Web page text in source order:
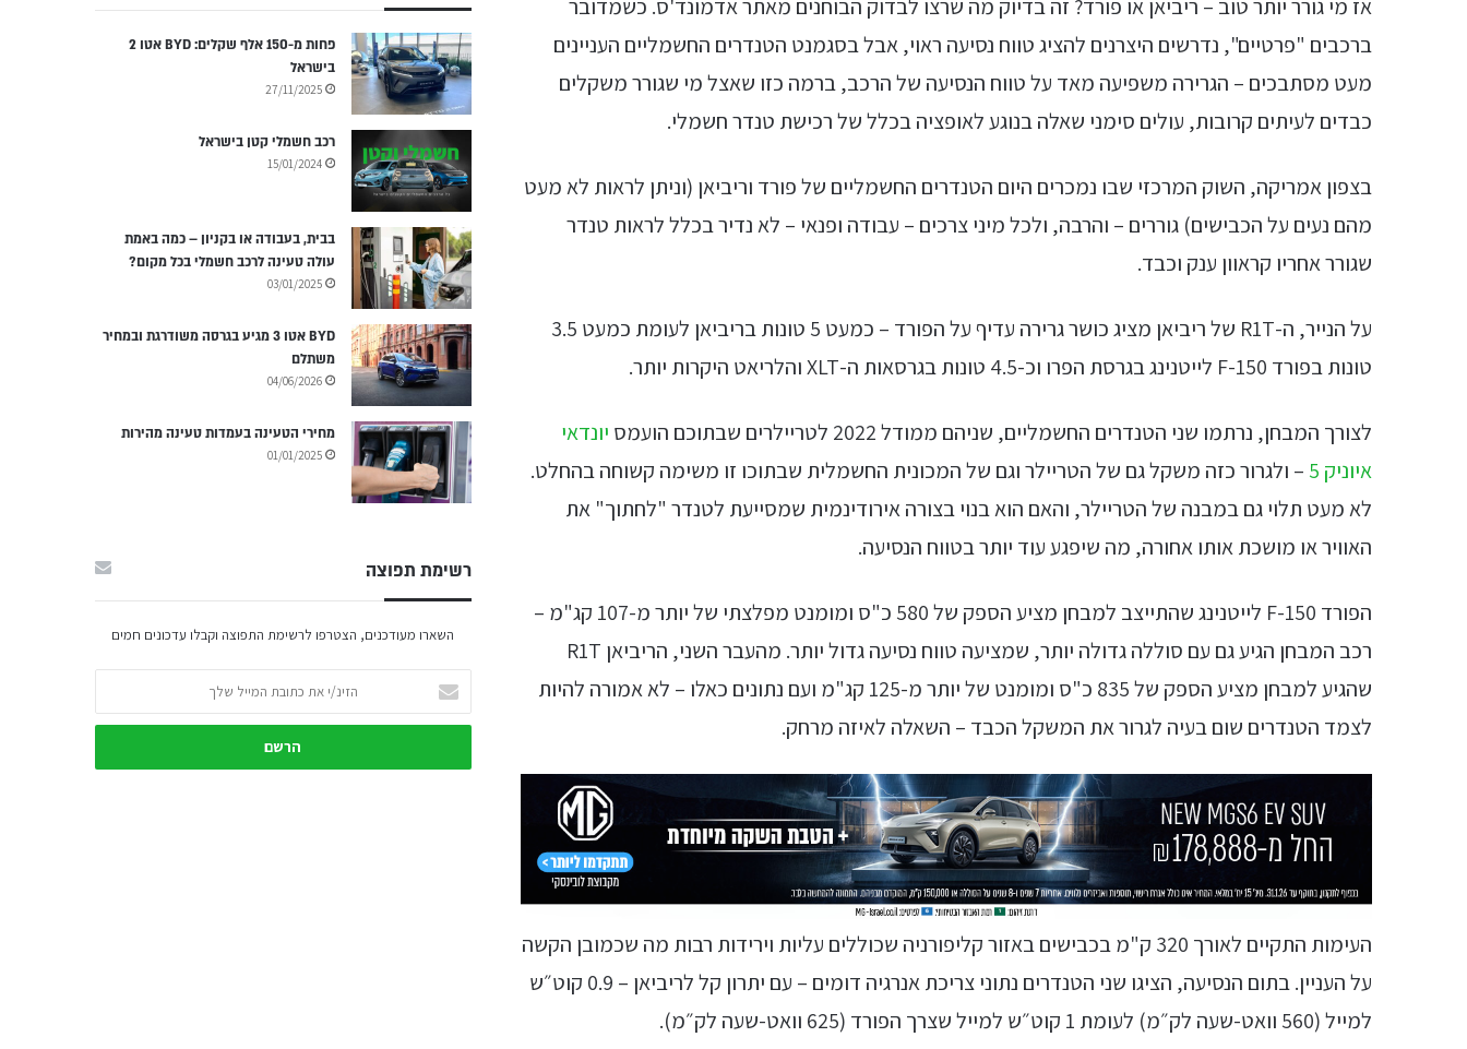
אז מי גורר יותר טוב – ריביאן או פורד? זה בדיוק מה שרצו לבדוק הבוחנים מאתר אדמונד'ס. כשמדובר
ברכבים "פרטיים", נדרשים היצרנים להציג טווח נסיעה ראוי, אבל בסגמנט הטנדרים החשמליים העניינים
מעט מסתבכים – הגרירה משפיעה מאד על טווח הנסיעה של הרכב, ברמה כזו שאצל מי שגורר משקלים
כבדים לעיתים קרובות, עולים סימני שאלה בנוגע לאופציה בכלל של רכישת טנדר חשמלי.
בצפון אמריקה, השוק המרכזי שבו נמכרים היום הטנדרים החשמליים של פורד וריביאן (וניתן לראות לא מעט
מהם נעים על הכבישים) גוררים – והרבה, ולכל מיני צרכים – עבודה ופנאי – לא נדיר בכלל לראות טנדר
שגורר אחריו קראוון ענק וכבד.
על הנייר, ה-R1T של ריביאן מציג כושר גרירה עדיף על הפורד – כמעט 5 טונות בריביאן לעומת כמעט 3.5
טונות בפורד F-150 לייטנינג בגרסת הפרו וכ-4.5 טונות בגרסאות ה-XLT והלריאט היקרות יותר.
לצורך המבחן, נרתמו שני הטנדרים החשמליים, שניהם ממודל 2022 לטריילרים שבתוכם הועמס
יונדאי
איוניק 5
– ולגרור כזה משקל גם של הטריילר וגם של המכונית החשמלית שבתוכו זו משימה קשוחה בהחלט.
לא מעט תלוי גם במבנה של הטריילר, והאם הוא בנוי בצורה אירודינמית שמסייעת לטנדר "לחתוך" את
האוויר או מושכת אותו אחורה, מה שיפגע עוד יותר בטווח הנסיעה.
הפורד F-150 לייטנינג שהתייצב למבחן מציע הספק של 580 כ"ס ומומנט מפלצתי של יותר מ-107 קג"מ –
רכב המבחן הגיע גם עם סוללה גדולה יותר, שמציעה טווח נסיעה גדול יותר. מהעבר השני, הריביאן R1T
שהגיע למבחן מציע הספק של 835 כ"ס ומומנט של יותר מ-125 קג"מ ועם נתונים כאלו – לא אמורה להיות
לצמד הטנדרים שום בעיה לגרור את המשקל הכבד – השאלה לאיזה מרחק.
העימות התקיים לאורך 320 ק"מ בכבישים באזור קליפורניה שכוללים עליות וירידות רבות מה שכמובן הקשה
על העניין. בתום הנסיעה, הציגו שני הטנדרים נתוני צריכת אנרגיה דומים – עם יתרון קל לריביאן – 0.9 קוט״ש
למייל (560 וואט-שעה לק״מ) לעומת 1 קוט״ש למייל שצרך הפורד (625 וואט-שעה לק״מ).
פחות מ-150 אלף שקלים: BYD אטו 2
בישראל
27/11/2025
רכב חשמלי קטן בישראל
15/01/2024
בבית, בעבודה או בקניון – כמה באמת
עולה טעינה לרכב חשמלי בכל מקום?
03/01/2025
BYD אטו 3 מגיע בגרסה משודרגת ובמחיר
משתלם
04/06/2026
מחירי הטעינה בעמדות טעינה מהירות
01/01/2025
רשימת תפוצה
השארו מעודכנים, הצטרפו לרשימת התפוצה וקבלו עדכונים חמים
את
כתובת
שלך